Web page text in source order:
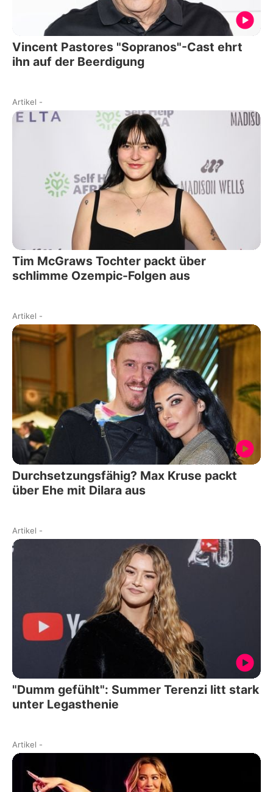
Vincent Pastores "Sopranos"-Cast ehrt
ihn auf der Beerdigung
Artikel -
Tim McGraws Tochter packt über
schlimme Ozempic-Folgen aus
Artikel -
Durchsetzungsfähig? Max Kruse packt
über Ehe mit Dilara aus
Artikel -
"Dumm gefühlt": Summer Terenzi litt stark
unter Legasthenie
Artikel -